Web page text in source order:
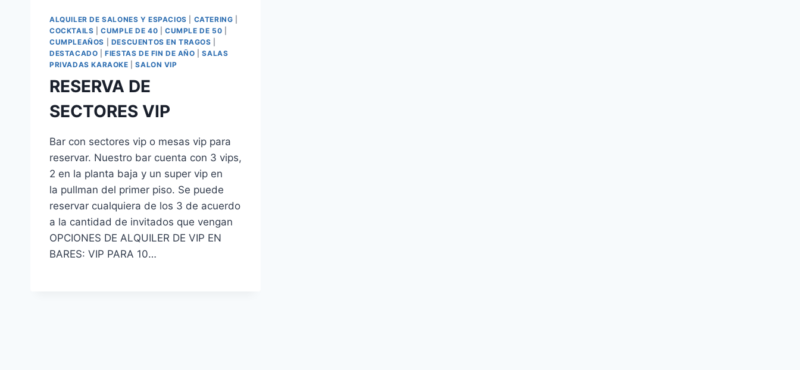
ALQUILER DE SALONES Y ESPACIOS CATERING
COCKTAILS |CUMPLE DE 40 |CUMPLE DE 50
CUMPLEAÑOS
DESCUENTOS EN TRAGOS
DESTACADO |FIESTAS DE FIN DE AÑO |SALAS
PRIVADAS KARAOKE |SALON VIP
RESERVA DE
SECTORES VIP
Bar con sectores vip o mesas vip para
reservar. Nuestro bar cuenta con 3 vips,
2 en la planta baja y un super vip en
la pullman del primer piso. Se puede
reservar cualquiera de los 3 de acuerdo
a la cantidad de invitados que vengan
OPCIONES DE ALQUILER DE VIP EN
BARES: VIP PARA 10…